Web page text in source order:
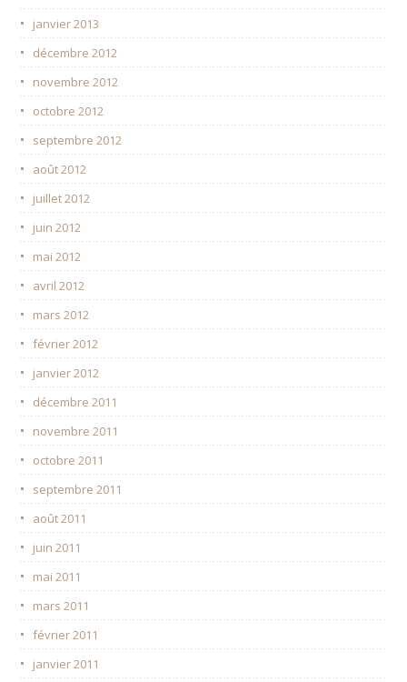
janvier 2013
décembre 2012
novembre 2012
octobre 2012
septembre 2012
août 2012
juillet 2012
juin 2012
mai 2012
avril 2012
mars 2012
février 2012
janvier 2012
décembre 2011
novembre 2011
octobre 2011
septembre 2011
août 2011
juin 2011
mai 2011
mars 2011
février 2011
janvier 2011